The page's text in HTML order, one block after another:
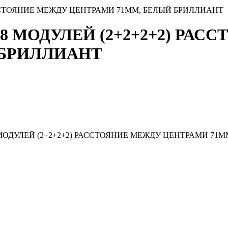
МЕЖДУ ЦЕНТРАМИ 71ММ, БЕЛЫЙ БРИЛЛИАНТ
МОДУЛЕЙ (2+2+2+2)
(2+2+2+2) РАССТОЯНИЕ МЕЖДУ ЦЕНТРАМИ